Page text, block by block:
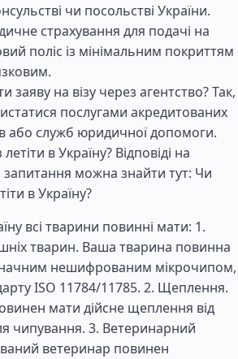
чи посольстві України.
страхування для подачі на
поліс із мінімальним покриттям
на візу через агентство? Так,
послугами акредитованих
або служб юридичної допомоги.
в Україну? Відповіді на
можна знайти тут: Чи
в Україну?
всі тварини повинні мати: 1.
тварин. Ваша тварина повинна
нешифрованим мікрочипом,
ISO 11784/11785. 2. Щеплення.
мати дійсне щеплення від
чипування. 3. Ветеринарний
ветеринар повинен